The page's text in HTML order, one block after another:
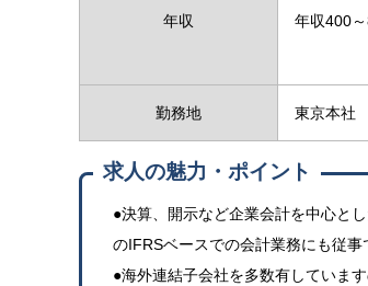
年収 年収400
勤務地 東京本社
求人の魅力・ポイント
●決算、開示など企業会計を中心と
のIFRSベースでの会計業務にも従事
●海外連結子会社を多数有していま